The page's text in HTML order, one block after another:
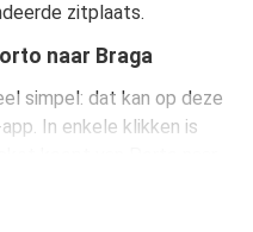
zitplaats.
naar Braga
simpel: dat kan op deze
In enkele klikken is
beveiligde online